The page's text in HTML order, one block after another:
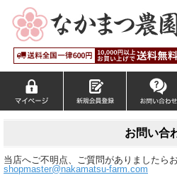
お問い合
当店へご不明点、ご質問がありましたら
shopmaster@nakamatsu-farm.com